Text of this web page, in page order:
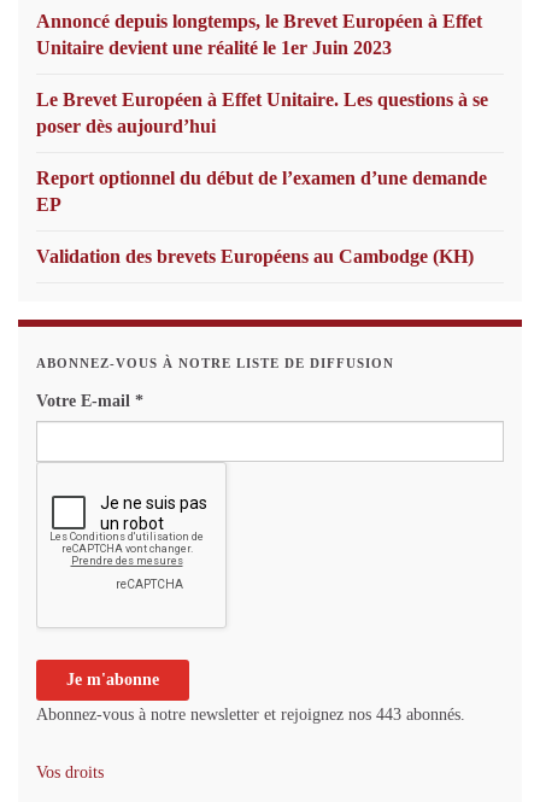
Annoncé depuis longtemps, le Brevet Européen à Effet
Unitaire devient une réalité le 1er Juin 2023
Le Brevet Européen à Effet Unitaire. Les questions à se
poser dès aujourd’hui
Report optionnel du début de l’examen d’une demande
EP
Validation des brevets Européens au Cambodge (KH)
ABONNEZ-VOUS À NOTRE LISTE DE DIFFUSION
Votre E-mail *
Abonnez-vous à notre newsletter et rejoignez nos 443 abonnés.
Vos droits